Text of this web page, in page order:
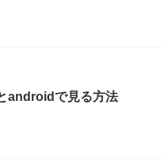
androidで見る方法